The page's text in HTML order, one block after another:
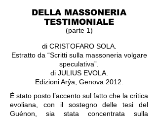
DELLA MASSONERIA
TESTIMONIALE
(parte 1)
di CRISTOFARO SOLA.
Estratto da “Scritti sulla massoneria volgare
speculativa”.
di JULIUS EVOLA.
Edizioni Arŷa, Genova 2012.
È stato posto l’accento sul fatto che la critica
evoliana, con il sostegno delle tesi del
Guénon, sia stata concentrata sulla